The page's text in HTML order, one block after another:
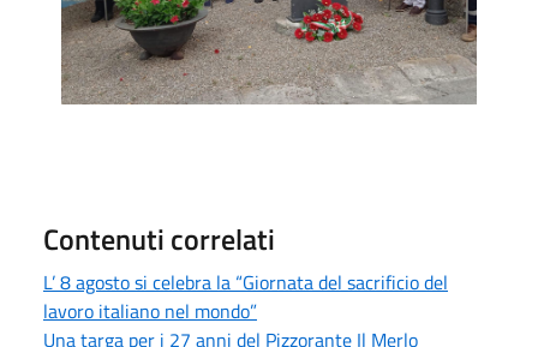
Contenuti correlati
L’ 8 agosto si celebra la “Giornata del sacrificio del
lavoro italiano nel mondo”
Una targa per i 27 anni del Pizzorante Il Merlo